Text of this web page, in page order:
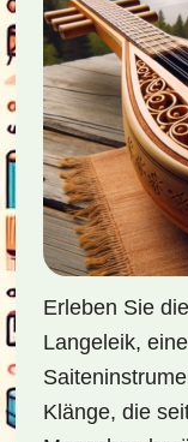
Erleben Sie
Langeleik,
Klänge, die